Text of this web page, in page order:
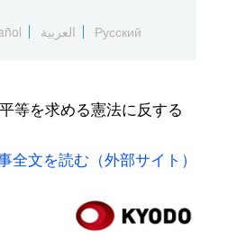
العربية Русский
等を求める憲法に反する
全文を読む（外部サイト）